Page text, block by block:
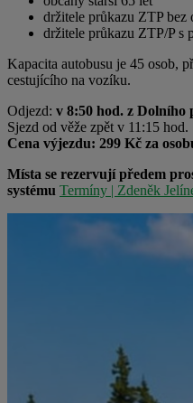
držitele průkazu ZTP bez
držitele průkazu ZTP/P s
Kapacita autobusu je 45 osob,
cestujícího na vozíku.
Odjezd: v 8:50 hod. z Dolního
Sjezd od věže zpět v 11:15 hod.
Cena výjezdu: 299 Kč za
Místa se rezervují předem
systému Termíny | Zdeněk